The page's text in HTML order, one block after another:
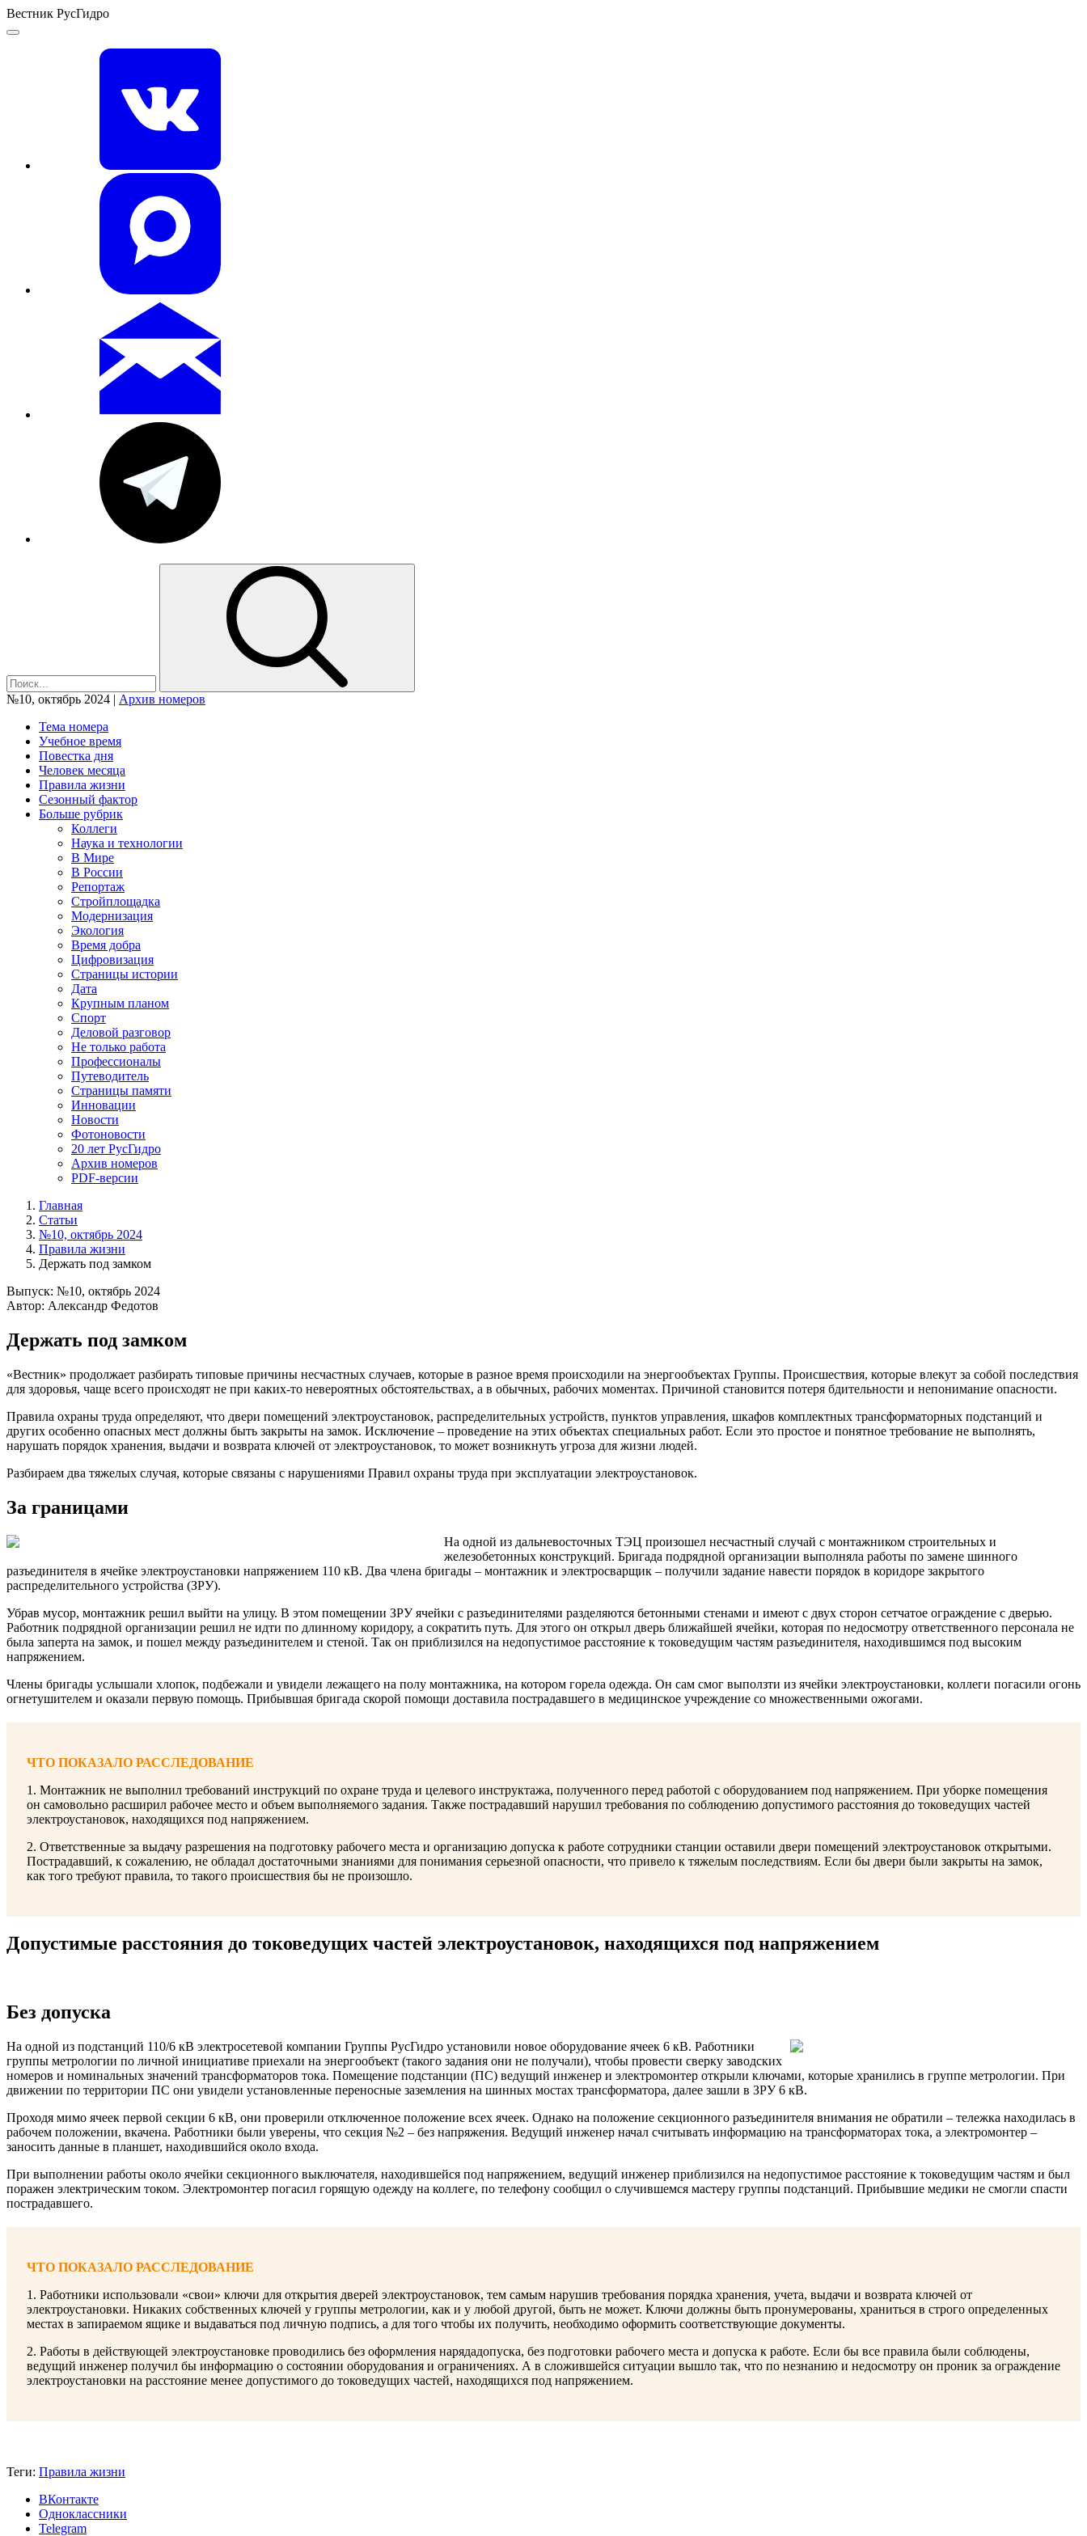
Вестник РусГидро
№10, октябрь 2024 | Архив номеров
Тема номера
Учебное время
Повестка дня
Человек месяца
Правила жизни
Сезонный фактор
Больше рубрик
Коллеги
Наука и технологии
В Мире
В России
Репортаж
Стройплощадка
Модернизация
Экология
Время добра
Цифровизация
Страницы истории
Дата
Крупным планом
Спорт
Деловой разговор
Не только работа
Профессионалы
Путеводитель
Страницы памяти
Инновации
Новости
Фотоновости
20 лет РусГидро
Архив номеров
PDF-версии
Главная
Статьи
№10, октябрь 2024
Правила жизни
Держать под замком
Выпуск: №10, октябрь 2024
Автор: Александр Федотов
Держать под замком
«Вестник» продолжает разбирать типовые причины несчастных случаев, которые в разное время происходили на энергообъектах Группы. Происшествия, которые влекут за собой последствия
для здоровья, чаще всего происходят не при каких-то невероятных обстоятельствах, а в обычных, рабочих моментах. Причиной становится потеря бдительности и непонимание опасности.
Правила охраны труда определяют, что двери помещений электроустановок, распределительных устройств, пунктов управления, шкафов комплектных трансформаторных подстанций и
других особенно опасных мест должны быть закрыты на замок. Исключение – проведение на этих объектах специальных работ. Если это простое и понятное требование не выполнять,
нарушать порядок хранения, выдачи и возврата ключей от электроустановок, то может возникнуть угроза для жизни людей.
Разбираем два тяжелых случая, которые связаны с нарушениями Правил охраны труда при эксплуатации электроустановок.
За границами
На одной из дальневосточных ТЭЦ произошел несчастный случай с монтажником строительных и
железобетонных конструкций. Бригада подрядной организации выполняла работы по замене шинного
разъединителя в ячейке электроустановки напряжением 110 кВ. Два члена бригады – монтажник и электросварщик – получили задание навести порядок в коридоре закрытого
распределительного устройства (ЗРУ).
Убрав мусор, монтажник решил выйти на улицу. В этом помещении ЗРУ ячейки с разъединителями разделяются бетонными стенами и имеют с двух сторон сетчатое ограждение с дверью.
Работник подрядной организации решил не идти по длинному коридору, а сократить путь. Для этого он открыл дверь ближайшей ячейки, которая по недосмотру ответственного персонала не
была заперта на замок, и пошел между разъединителем и стеной. Так он приблизился на недопустимое расстояние к токоведущим частям разъединителя, находившимся под высоким
напряжением.
Члены бригады услышали хлопок, подбежали и увидели лежащего на полу монтажника, на котором горела одежда. Он сам смог выползти из ячейки электроустановки, коллеги погасили огонь
огнетушителем и оказали первую помощь. Прибывшая бригада скорой помощи доставила пострадавшего в медицинское учреждение со множественными ожогами.
ЧТО ПОКАЗАЛО РАССЛЕДОВАНИЕ
1. Монтажник не выполнил требований инструкций по охране труда и целевого инструктажа, полученного перед работой с оборудованием под напряжением. При уборке помещения
он самовольно расширил рабочее место и объем выполняемого задания. Также пострадавший нарушил требования по соблюдению допустимого расстояния до токоведущих частей
электроустановок, находящихся под напряжением.
2. Ответственные за выдачу разрешения на подготовку рабочего места и организацию допуска к работе сотрудники станции оставили двери помещений электроустановок открытыми.
Пострадавший, к сожалению, не обладал достаточными знаниями для понимания серьезной опасности, что привело к тяжелым последствиям. Если бы двери были закрыты на замок,
как того требуют правила, то такого происшествия бы не произошло.
Допустимые расстояния до токоведущих частей электроустановок, находящихся под напряжением
Без допуска
На одной из подстанций 110/6 кВ электросетевой компании Группы РусГидро установили новое оборудование ячеек 6 кВ. Работники
группы метрологии по личной инициативе приехали на энергообъект (такого задания они не получали), чтобы провести сверку заводских
номеров и номинальных значений трансформаторов тока. Помещение подстанции (ПС) ведущий инженер и электромонтер открыли ключами, которые хранились в группе метрологии. При
движении по территории ПС они увидели установленные переносные заземления на шинных мостах трансформатора, далее зашли в ЗРУ 6 кВ.
Проходя мимо ячеек первой секции 6 кВ, они проверили отключенное положение всех ячеек. Однако на положение секционного разъединителя внимания не обратили – тележка находилась в
рабочем положении, вкачена. Работники были уверены, что секция №2 – без напряжения. Ведущий инженер начал считывать информацию на трансформаторах тока, а электромонтер –
заносить данные в планшет, находившийся около входа.
При выполнении работы около ячейки секционного выключателя, находившейся под напряжением, ведущий инженер приблизился на недопустимое расстояние к токоведущим частям и был
поражен электрическим током. Электромонтер погасил горящую одежду на коллеге, по телефону сообщил о случившемся мастеру группы подстанций. Прибывшие медики не смогли спасти
пострадавшего.
ЧТО ПОКАЗАЛО РАССЛЕДОВАНИЕ
1. Работники использовали «свои» ключи для открытия дверей электроустановок, тем самым нарушив требования порядка хранения, учета, выдачи и возврата ключей от
электроустановки. Никаких собственных ключей у группы метрологии, как и у любой другой, быть не может. Ключи должны быть пронумерованы, храниться в строго определенных
местах в запираемом ящике и выдаваться под личную подпись, а для того чтобы их получить, необходимо оформить соответствующие документы.
2. Работы в действующей электроустановке проводились без оформления нарядадопуска, без подготовки рабочего места и допуска к работе. Если бы все правила были соблюдены,
ведущий инженер получил бы информацию о состоянии оборудования и ограничениях. А в сложившейся ситуации вышло так, что по незнанию и недосмотру он проник за ограждение
электроустановки на расстояние менее допустимого до токоведущих частей, находящихся под напряжением.
Теги: Правила жизни
ВКонтакте
Одноклассники
Telegram